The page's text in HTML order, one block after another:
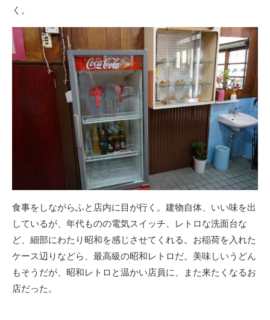
く。
食事をしながらふと店内に目が行く。建物自体、いい味を出
しているが、年代ものの電気スイッチ、レトロな洗面台な
ど、細部にわたり昭和を感じさせてくれる。お稲荷を入れた
ケース辺りなどら、最高級の昭和レトロだ。美味しいうどん
もそうだが、昭和レトロと温かい店員に、また来たくなるお
店だった。